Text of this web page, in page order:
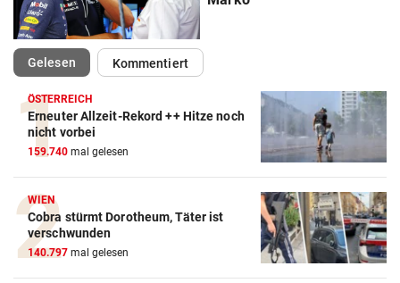
Gelesen(ausgewählt)Kommentiert
ÖSTERREICH
Erneuter Allzeit-Rekord ++ Hitze noch
nicht vorbei
159.740 mal gelesen
WIEN
Cobra stürmt Dorotheum, Täter ist
verschwunden
140.797 mal gelesen
Crosstrainer Vergleich
ZUM VERGLEICH